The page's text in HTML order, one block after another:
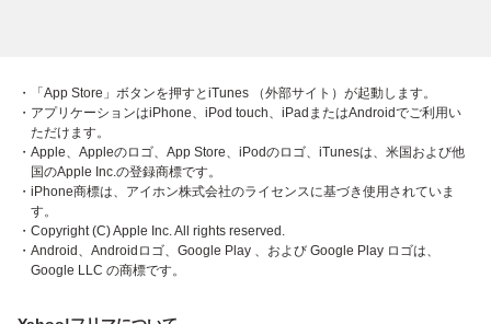
・「App Store」ボタンを押すとiTunes （外部サイト）が起動します。
・アプリケーションはiPhone、iPod touch、iPadまたはAndroidでご利用い
ただけます。
・Apple、Appleのロゴ、App Store、iPodのロゴ、iTunesは、米国および他
国のApple Inc.の登録商標です。
・iPhone商標は、アイホン株式会社のライセンスに基づき使用されていま
す。
・Copyright (C) Apple Inc. All rights reserved.
・Android、Androidロゴ、Google Play 、および Google Play ロゴは、
Google LLC の商標です。